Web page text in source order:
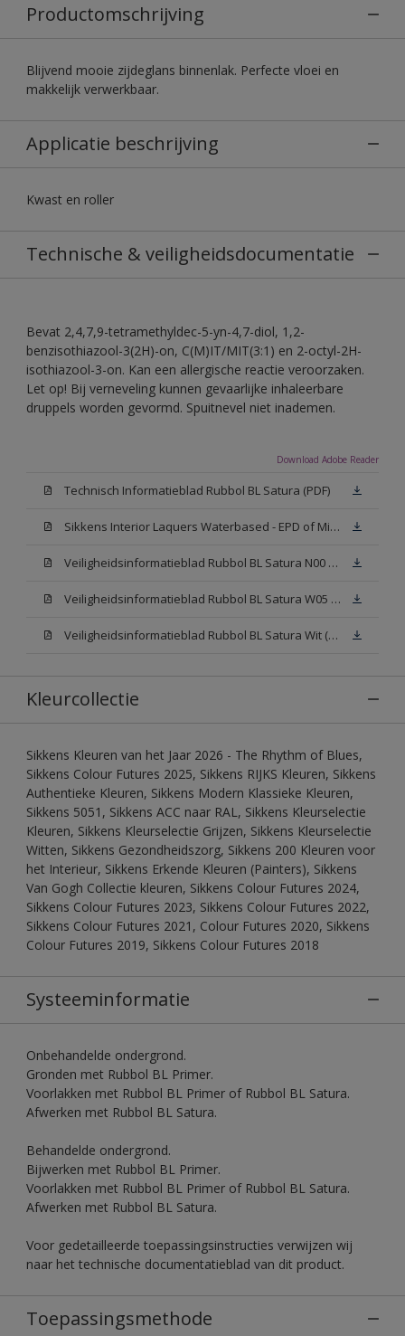
Productomschrijving
Blijvend mooie zijdeglans binnenlak. Perfecte vloei en
makkelijk verwerkbaar.
Applicatie beschrijving
Kwast en roller
Technische & veiligheidsdocumentatie
Bevat 2,4,7,9-tetramethyldec-5-yn-4,7-diol, 1,2-
benzisothiazool-3(2H)-on, C(M)IT/MIT(3:1) en 2-octyl-2H-
isothiazool-3-on. Kan een allergische reactie veroorzaken.
Let op! Bij verneveling kunnen gevaarlijke inhaleerbare
druppels worden gevormd. Spuitnevel niet inademen.
Download Adobe Reader
Technisch Informatieblad Rubbol BL Satura (PDF)
Sikkens Interior Laquers Waterbased - EPD of Milieuproductverklaring
Veiligheidsinformatieblad Rubbol BL Satura N00 (MSDS)
Veiligheidsinformatieblad Rubbol BL Satura W05 (MSDS)
Veiligheidsinformatieblad Rubbol BL Satura Wit (MSDS)
Kleurcollectie
Sikkens Kleuren van het Jaar 2026 - The Rhythm of Blues,
Sikkens Colour Futures 2025, Sikkens RIJKS Kleuren, Sikkens
Authentieke Kleuren, Sikkens Modern Klassieke Kleuren,
Sikkens 5051, Sikkens ACC naar RAL, Sikkens Kleurselectie
Kleuren, Sikkens Kleurselectie Grijzen, Sikkens Kleurselectie
Witten, Sikkens Gezondheidszorg, Sikkens 200 Kleuren voor
het Interieur, Sikkens Erkende Kleuren (Painters), Sikkens
Van Gogh Collectie kleuren, Sikkens Colour Futures 2024,
Sikkens Colour Futures 2023, Sikkens Colour Futures 2022,
Sikkens Colour Futures 2021, Colour Futures 2020, Sikkens
Colour Futures 2019, Sikkens Colour Futures 2018
Systeeminformatie
Onbehandelde ondergrond.
Gronden met Rubbol BL Primer.
Voorlakken met Rubbol BL Primer of Rubbol BL Satura.
Afwerken met Rubbol BL Satura.
Behandelde ondergrond.
Bijwerken met Rubbol BL Primer.
Voorlakken met Rubbol BL Primer of Rubbol BL Satura.
Afwerken met Rubbol BL Satura.
Voor gedetailleerde toepassingsinstructies verwijzen wij
naar het technische documentatieblad van dit product.
Toepassingsmethode